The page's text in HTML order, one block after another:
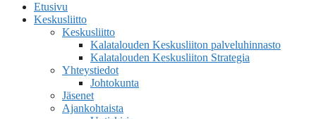
Etusivu
Keskusliitto
Keskusliitto
Kalatalouden Keskusliiton palveluhinnasto
Kalatalouden Keskusliiton Strategia
Yhteystiedot
Johtokunta
Jäsenet
Ajankohtaista